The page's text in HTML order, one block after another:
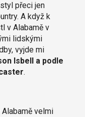
přeci jen
A když k
v Alabamě v
lidskými
vyjde mi
Isbell a podle
.
velmi